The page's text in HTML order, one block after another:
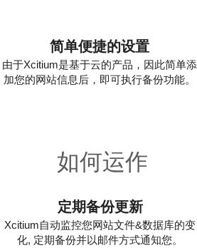
简单便捷的设置
由于Xcitium是基于云的产品，因此简单添
加您的网站信息后，即可执行备份功能。
如何运作
定期备份更新
Xcitium自动监控您网站文件&数据库的变
化, 定期备份并以邮件方式通知您。